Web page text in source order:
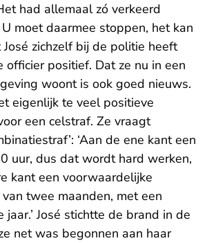
had allemaal zó verkeerd
moet daarmee stoppen, het kan
José zichzelf bij de politie heeft
officier positief. Dat ze nu in een
woont is ook goed nieuws.
eigenlijk te veel positieve
een celstraf. Ze vraagt
‘Aan de ene kant een
uur, dus dat wordt hard werken,
kant een voorwaardelijke
twee maanden, met een
jaar.’ José stichtte de brand in de
net was begonnen aan haar